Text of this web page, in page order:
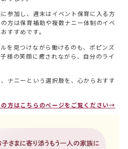
立ちコラム
COLUMN
ンタビュー
INTERVIEW
COMPANY
参加し、週末はイベント保育に入る方
方は保育補助や複数ナニー体制のイベ
すすめです。
を見つけながら働けるのも、ポピンズ
様の笑顔に癒されながら、自分のライ
ナニーという選択肢を、心からおすす
方はこちらのページをご覧ください→